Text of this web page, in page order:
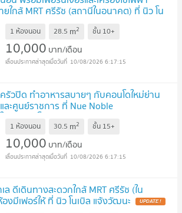
ใกล้ MRT ศรีรัช (สถานีในอนาคต) ที่ นิว โน
!
1 ห้องนอน 28.5 m2 ชั้น 10+
10,000 บาท/เดือน
10/08/2026 6:17:15
รัวปิด ทำอาหารสบายๆ กับคอนโดใหม่ย่าน
ละศูนย์ราชการ ที่ Nue Noble
เช่าคอนโด
1 ห้องนอน 30.5 m2 ชั้น 15+
10,000 บาท/เดือน
10/08/2026 6:17:15
ล ดีเดินทางสะดวกใกล้ MRT ศรีรัช (ใน
มีเฟอร์ให้ ที่ นิว โนเบิล แจ้งวัฒนะ UPDATE !